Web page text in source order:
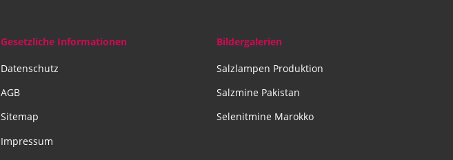
Gesetzliche Informationen
Datenschutz
AGB
Sitemap
Impressum
Bildergalerien
Salzlampen Produktion
Salzmine Pakistan
Selenitmine Marokko